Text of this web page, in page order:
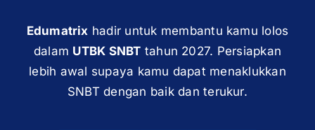
Edumatrix hadir untuk membantu kamu lolos
dalam UTBK SNBT tahun 2027. Persiapkan
lebih awal supaya kamu dapat menaklukkan
SNBT dengan baik dan terukur.